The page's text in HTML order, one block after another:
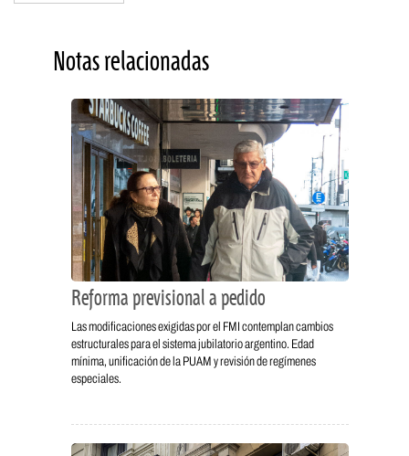
Notas relacionadas
Reforma previsional a pedido
Las modificaciones exigidas por el FMI contemplan cambios
estructurales para el sistema jubilatorio argentino. Edad
mínima, unificación de la PUAM y revisión de regímenes
especiales.